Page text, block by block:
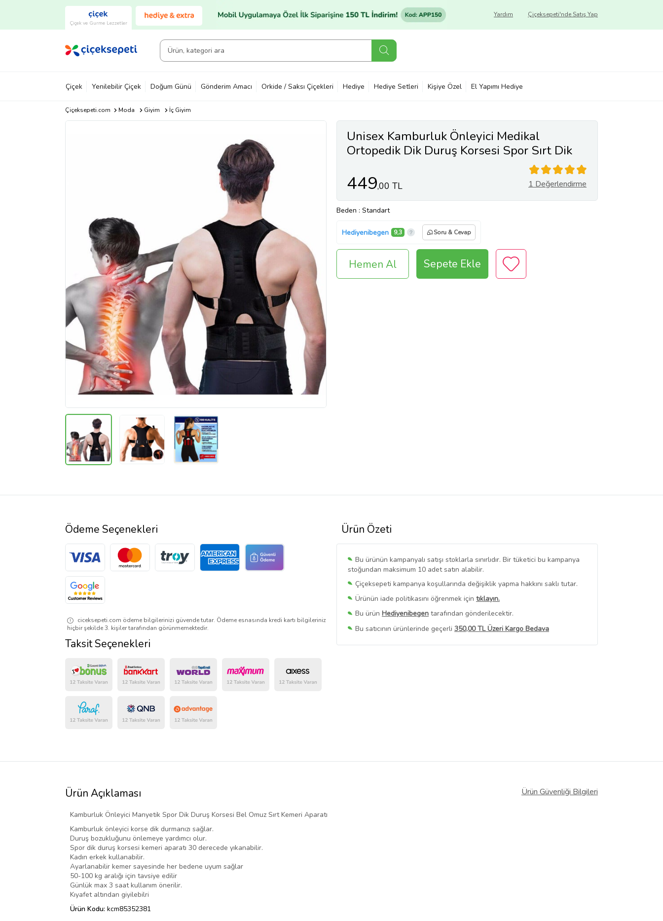
Çiçek ve Gurme Lezzetler
Çiçeksepeti'nde Satış Yap
Yardım
Çiçek Yenilebilir Çiçek Doğum Günü Gönderim Amacı Orkide / Saksı Çiçekleri Hediye Hediye Setleri Kişiye Özel El Yapımı Hediye
Çiçeksepeti.com Moda Giyim İç Giyim
Unisex Kamburluk Önleyici Medikal
Ortopedik Dik Duruş Korsesi Spor Sırt Dik
449,00 TL 1 Değerlendirme
Beden : Standart
Hediyenibegen 9,3 Soru & Cevap
Hemen Al Sepete Ekle
Ürün Özeti
Bu ürünün kampanyalı satışı stoklarla sınırlıdır. Bir tüketici bu kampanya
stoğundan maksimum 10 adet satın alabilir.
Çiçeksepeti kampanya koşullarında değişiklik yapma hakkını saklı tutar.
Ürünün iade politikasını öğrenmek için tıklayın.
Bu ürün Hediyenibegen tarafından gönderilecektir.
Bu satıcının ürünlerinde geçerli 350,00 TL Üzeri Kargo Bedava
Bu SatıcınınTüm Ürünlerini Görüntüle
Ödeme Seçenekleri
ciceksepeti.com ödeme bilgilerinizi güvende tutar. Ödeme esnasında kredi kartı bilgileriniz
hiçbir şekilde 3. kişiler tarafından görünmemektedir.
Taksit Seçenekleri
Ürün Açıklaması Ürün Güvenliği Bilgileri
Kamburluk Önleyici Manyetik Spor Dik Duruş Korsesi Bel Omuz Sırt Kemeri Aparatı
Kamburluk önleyici korse dik durmanızı sağlar.
Duruş bozukluğunu önlemeye yardımcı olur.
Spor dik duruş korsesi kemeri aparatı 30 derecede yıkanabilir.
Kadın erkek kullanabilir.
Ayarlanabilir kemer sayesinde her bedene uyum sağlar
50-100 kg aralığı için tavsiye edilir
Günlük max 3 saat kullanım önerilir.
Kıyafet altından giyilebilri
Ürün Kodu: kcm85352381